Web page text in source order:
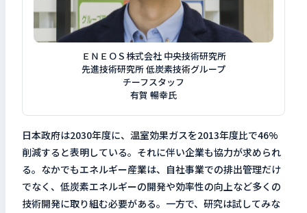
ＥＮＥＯＳ株式会社 中央技術研究所
先進技術研究所 低炭素技術グループ
チーフスタッフ
有賀 暢幸氏
日本政府は2030年度に、温室効果ガスを2013年度比で46%
削減すると表明している。それに伴い企業も協力が求められ
る。なかでもエネルギー産業は、自社事業での排出管理だけ
でなく、低炭素エネルギーの開発や効率性の向上など多くの
技術開発に取り組む必要がある。一方で、研究は試してみな